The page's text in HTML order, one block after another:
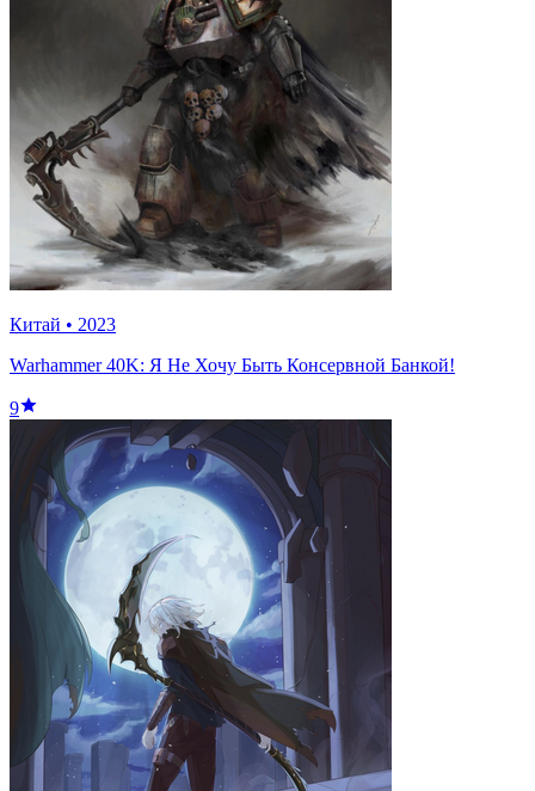
Китай • 2023
Warhammer 40K: Я Не Хочу Быть Консервной Банкой!
9